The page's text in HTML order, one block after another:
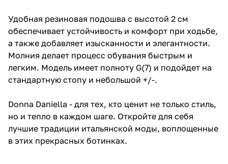
Удобная резиновая подошва с высотой 2 см
обеспечивает устойчивость и комфорт при ходьбе,
а также добавляет изысканности и элегантности.
Молния делает процесс обувания быстрым и
легким. Модель имеет полноту G(7) и подойдет на
стандартную стопу и небольшой +/-.
Donna Daniella - для тех, кто ценит не только стиль,
но и тепло в каждом шаге. Откройте для себя
лучшие традиции итальянской моды, воплощенные
в этих прекрасных ботинках.